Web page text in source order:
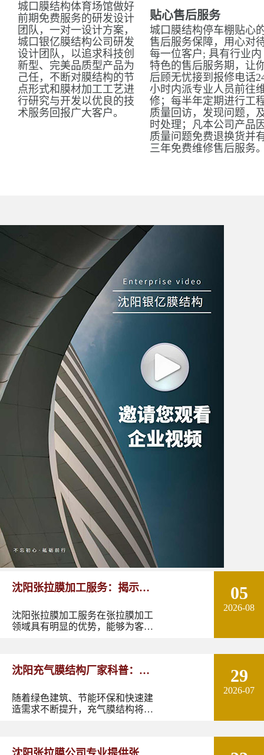
城口膜结构体育场馆做好
前期免费服务的研发设计
团队，一对一设计方案，
城口银亿膜结构公司研发
设计团队，以追求科技创
新型、完美品质型产品为
己任，不断对膜结构的节
点形式和膜材加工工艺进
行研究与开发以优良的技
术服务回报广大客户。
贴心售后服务
城口膜结构停车棚贴心
售后服务保障，用心对
每一位客户; 具有行业内
特色的售后服务期，让
后顾无忧接到报修电话
小时内派专业人员前往
修；每半年定期进行工
质量回访，发现问题，
时处理；凡本公司产品
质量问题免费退换货并
三年免费维修售后服务
沈阳张拉膜加工服务：揭示张
拉膜加工的实用优势
沈阳张拉膜加工服务在张拉膜加工
领域具有明显的优势，能够为客户
发出独特的魅力。
05
2026-08
沈阳充气膜结构厂家科普：了
解充气膜建筑优势、价格及应
用领域
随着绿色建筑、节能环保和快速建
造需求不断提升，充气膜结构将在
29
2026-07